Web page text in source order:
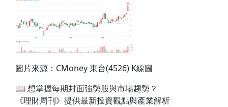
圖片來源：CMoney 東台(4526) K線圖
📖 想掌握每期封面強勢股與市場趨勢？
《理財周刊》提供最新投資觀點與產業解析